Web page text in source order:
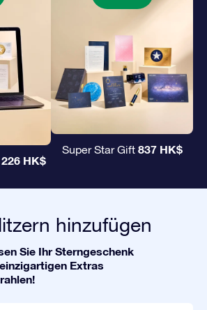
226 HK$
Super Star Gift 837 HK$
hinzufügen
Sie Ihr Sterngeschenk
Extras